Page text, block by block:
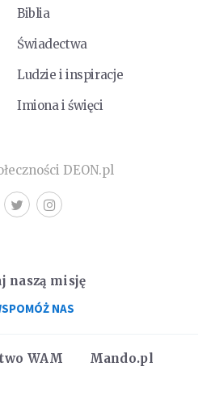
Biblia
Świadectwa
Ludzie i inspiracje
Imiona i święci
DEON.pl
WAM
Mando.pl
naszą misję
NAS